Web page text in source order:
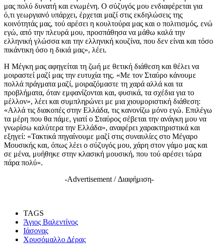
μας πολύ δυνατή και ενωμένη. Ο σύζυγός μου ενδιαφέρεται για
ό,τι γεωργιανό υπάρχει, έρχεται μαζί στις εκδηλώσεις της
κοινότητάς μας, τού αρέσει η κουλτούρα μας και ο πολιτισμός, ενώ
εγώ, από την πλευρά μου, προσπάθησα να μάθω καλά την
ελληνική γλώσσα και την ελληνική κουζίνα, που δεν είναι και τόσο
πικάντικη όσο η δικιά μας», λέει.
Η Μέγκη μας αφηγείται τη ζωή με θετική διάθεση και θέλει να
μοιραστεί μαζί μας την ευτυχία της. «Με τον Σταύρο κάνουμε
πολλά πράγματα μαζί, μοιραζόμαστε τη χαρά αλλά και τα
προβλήματα, όταν εμφανίζονται και, φυσικά, τα σχέδια για το
μέλλον», λέει και συμπληρώνει με μια χιουμοριστική διάθεση:
«Αλλά τις διακοπές στην Ελλάδα, τις κανονίζω μόνο εγώ. Επιλέγω
τα μέρη που θα πάμε, γιατί ο Σταύρος σέβεται την ανάγκη μου να
γνωρίσω καλύτερα την Ελλάδα», αναφέρει χαρακτηριστικά και
εξηγεί: «Τακτικά πηγαίνουμε μαζί στις συναυλίες στο Μέγαρο
Μουσικής και, όπως λέει ο σύζυγός μου, χάρη στον γάμο μας και
σε μένα, μυήθηκε στην κλασική μουσική, που τού αρέσει τώρα
πάρα πολύ».
-Advertisement / Διαφήμιση-
TAGS
Άγιος Βαλεντίνος
Ιάσονας
Χρυσόμαλλο Δέρας